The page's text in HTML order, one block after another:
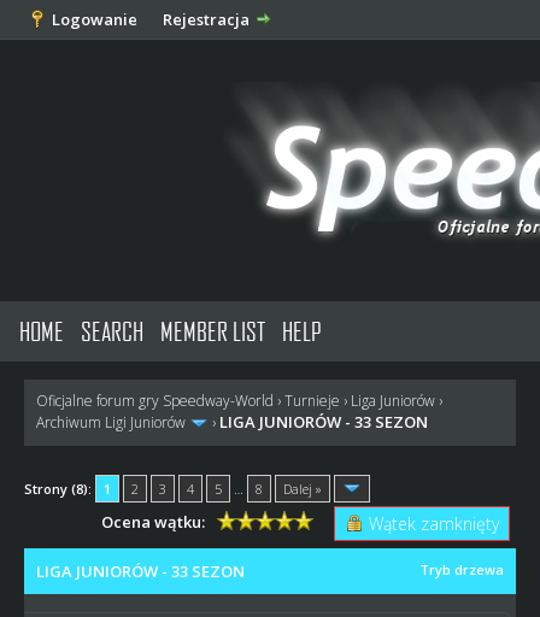
Logowanie Rejestracja
HOME SEARCH MEMBER LIST HELP
Oficjalne forum gry Speedway-World ›Turnieje › Liga Juniorów›
Archiwum Ligi Juniorów
› LIGA JUNIORÓW - 33 SEZON
Strony (8): 1 2 3 4 5 8 Dalej »
Wątek zamknięty
Ocena wątku:
Tryb drzewa
LIGA JUNIORÓW - 33 SEZON